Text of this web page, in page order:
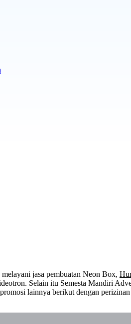
melayani jasa pembuatan Neon Box,
Selain itu Semesta Mandiri
lainnya berikut dengan